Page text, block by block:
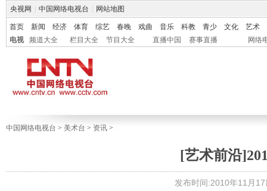
央视网 中国网络电视台 网站地图
首页 新闻 经济 体育 综艺 春晚 戏曲 音乐 科教 青少 文化
艺术
电视
频道大全 栏目大全 节目大全 直播中国 赛事直播 网络
中国网络电视台 > 美术台 > 资讯 >
[艺术前沿
发布时间:2010年11月